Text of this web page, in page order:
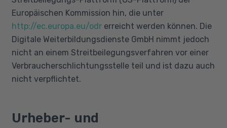
Europäischen Kommission hin, die unter
http://ec.europa.eu/odrerreicht werden können. Die
Digitale Weiterbildungsdienste GmbH nimmt jedoch
nicht an einem Streitbeilegungsverfahren vor einer
Verbraucherschlichtungsstelle teil und ist dazu auch
nicht verpflichtet.
Urheber- und